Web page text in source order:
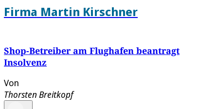
Firma Martin Kirschner
Shop-Betreiber am Flughafen beantragt
Insolvenz
Von
Thorsten Breitkopf